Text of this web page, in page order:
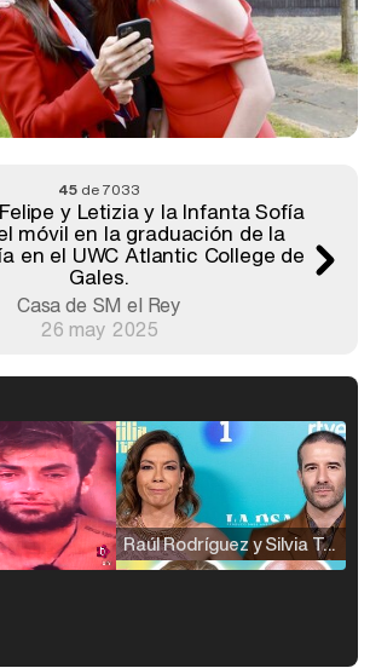
45de 7033
y Letizia y la Infanta Sofía
móvil en la graduación de la
en el UWC Atlantic College de
Gales.
Casa de SM el Rey
26 may 2025
Raúl Rodríguez y Silvia Taulés nos cuentan su papel en 'La familia de la tele'